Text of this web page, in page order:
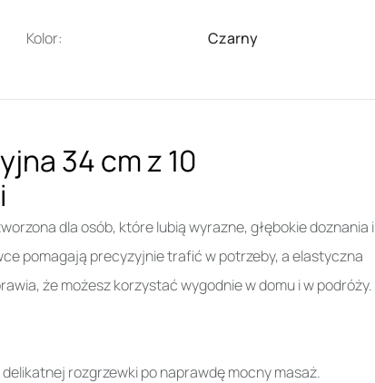
Kolor: Czarny
34 cm z 10
dla osób, które lubią wyrazne, głębokie doznania i
pomagają precyzyjnie trafić w potrzeby, a elastyczna
że możesz korzystać wygodnie w domu i w podróży.
rozgrzewki po naprawdę mocny masaż.